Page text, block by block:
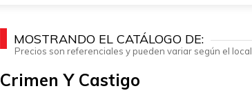
MOSTRANDO EL CATÁLOGO DE:
Precios son referenciales y pueden variar según el local.
Crimen Y Castigo